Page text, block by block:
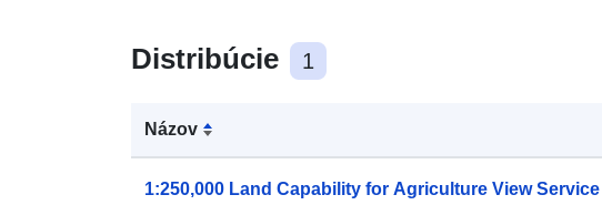
Distribúcie 1
Názov
1:250,000 Land Capability for Agriculture View Service